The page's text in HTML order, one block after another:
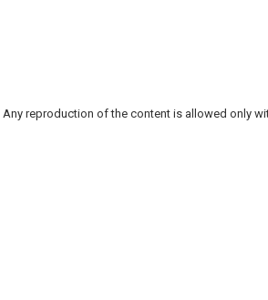
reproduction of the content is allowed only